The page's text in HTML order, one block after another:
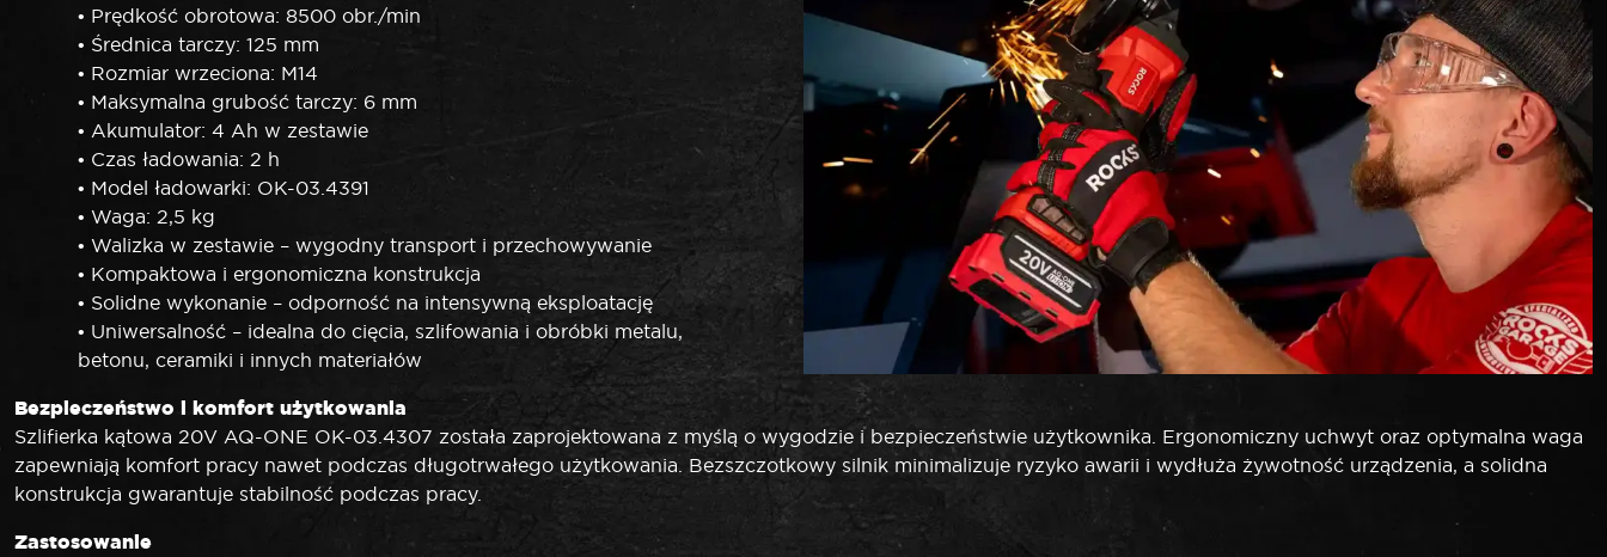
• Prędkość obrotowa: 8500 obr./min
• Średnica tarczy: 125 mm
• Rozmiar wrzeciona: M14
• Maksymalna grubość tarczy: 6 mm
• Akumulator: 4 Ah w zestawie
• Czas ładowania: 2 h
• Model ładowarki: OK-03.4391
• Waga: 2,5 kg
• Walizka w zestawie – wygodny transport i przechowywanie
• Kompaktowa i ergonomiczna konstrukcja
• Solidne wykonanie – odporność na intensywną eksploatację
• Uniwersalność – idealna do cięcia, szlifowania i obróbki metalu,
betonu, ceramiki i innych materiałów
Bezpieczeństwo i komfort użytkowania
Szlifierka kątowa 20V AQ-ONE OK-03.4307 została zaprojektowana z myślą o wygodzie i bezpieczeństwie użytkownika. Ergonomiczny uchwyt oraz optymalna waga
zapewniają komfort pracy nawet podczas długotrwałego użytkowania. Bezszczotkowy silnik minimalizuje ryzyko awarii i wydłuża żywotność urządzenia, a solidna
konstrukcja gwarantuje stabilność podczas pracy.
Zastosowanie